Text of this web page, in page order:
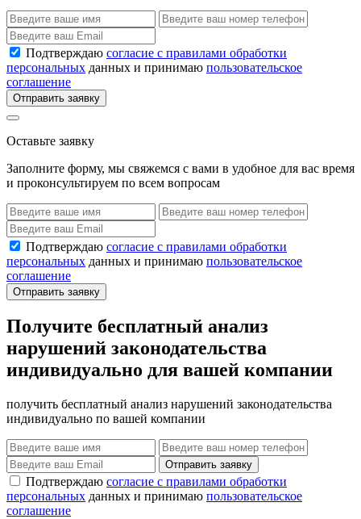
Подтверждаю согласие с правилами обработки
персональных данных и принимаю пользовательское
соглашение
Отправить заявку
Оставьте заявку
Заполните форму, мы свяжемся с вами в удобное для вас время
и проконсультируем по всем вопросам
Подтверждаю согласие с правилами обработки
персональных данных и принимаю пользовательское
соглашение
Отправить заявку
Получите бесплатный анализ
нарушений законодательства
индивидуально для вашей компании
получить бесплатный анализ нарушений законодательства
индивидуально по вашей компании
Отправить заявку
Подтверждаю согласие с правилами обработки
персональных данных и принимаю пользовательское
соглашение